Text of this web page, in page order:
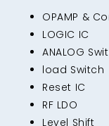
OPAMP &
LOGIC IC
ANALOG
load Switch
Reset IC
RF LDO
Level Shift